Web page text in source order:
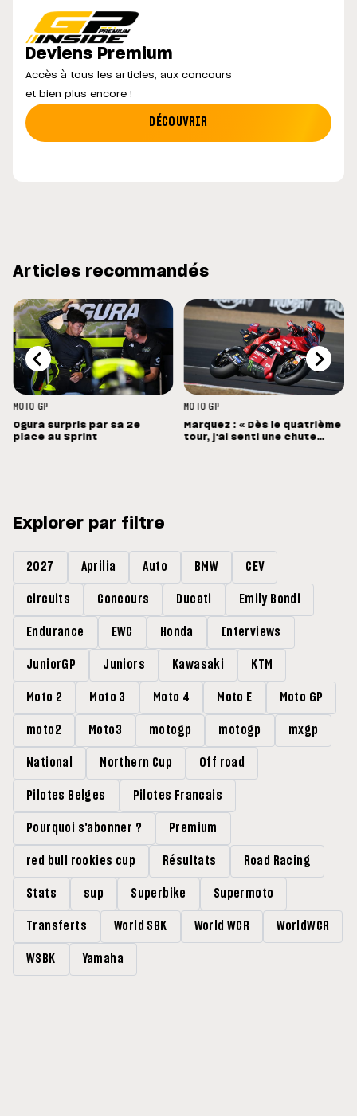
Deviens Premium
Accès à tous les articles, aux concours
et bien plus encore !
DÉCOUVRIR
Articles recommandés
MOTO GP
Ogura surpris par sa 2e
place au Sprint
MOTO GP
Marquez : « Dès le quatrième
tour, j'ai senti une chute
Explorer par filtre
2027 Aprilia Auto BMW CEV
circuits Concours Ducati Emily Bondi
Endurance EWC Honda Interviews
JuniorGP Juniors Kawasaki KTM
Moto 2 Moto 3 Moto 4 Moto E Moto GP
moto2 Moto3 motogp motogp mxgp
National Northern Cup Off road
Pilotes Belges Pilotes Francais
Pourquoi s'abonner ? Premium
red bull rookies cup Résultats Road Racing
Stats sup Superbike Supermoto
Transferts World SBK World WCR WorldWCR
WSBK Yamaha